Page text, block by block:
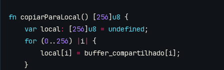
fn copiarParaLocal() [256] u8 {
var local: [256] u8 = undefined ;
for (0 .. 256) | i|
{
local [i] = buffer_compartilhado [i];
}